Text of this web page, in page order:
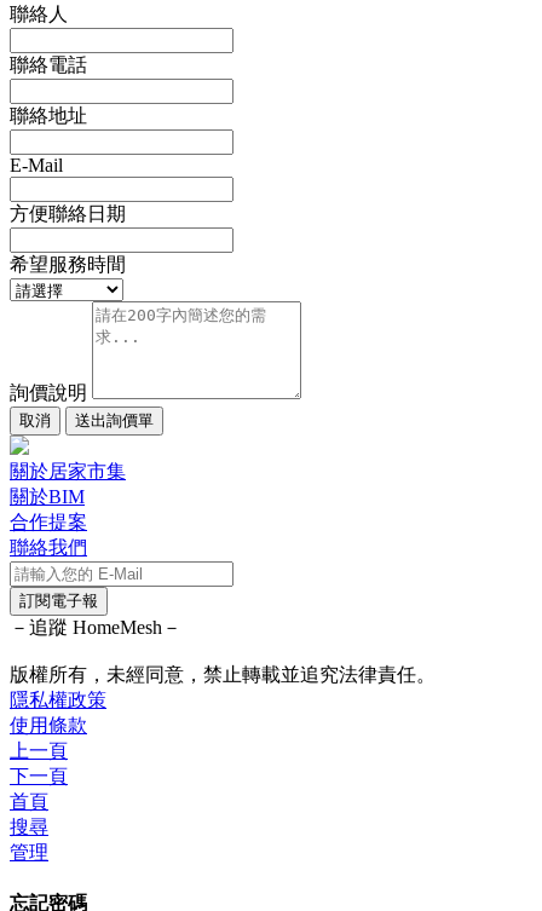
聯絡人
聯絡電話
聯絡地址
E-Mail
方便聯絡日期
希望服務時間
詢價說明
取消 送出詢價單
關於居家市集
關於BIM
合作提案
聯絡我們
訂閱電子報
－追蹤 HomeMesh－
版權所有，未經同意，禁止轉載並追究法律責任。
隱私權政策
使用條款
上一頁
下一頁
首頁
搜尋
管理
忘記密碼